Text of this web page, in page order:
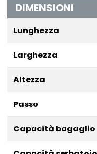
DIMENSIONI
Lunghezza
Larghezza
Altezza
Passo
Capacità bagaglio